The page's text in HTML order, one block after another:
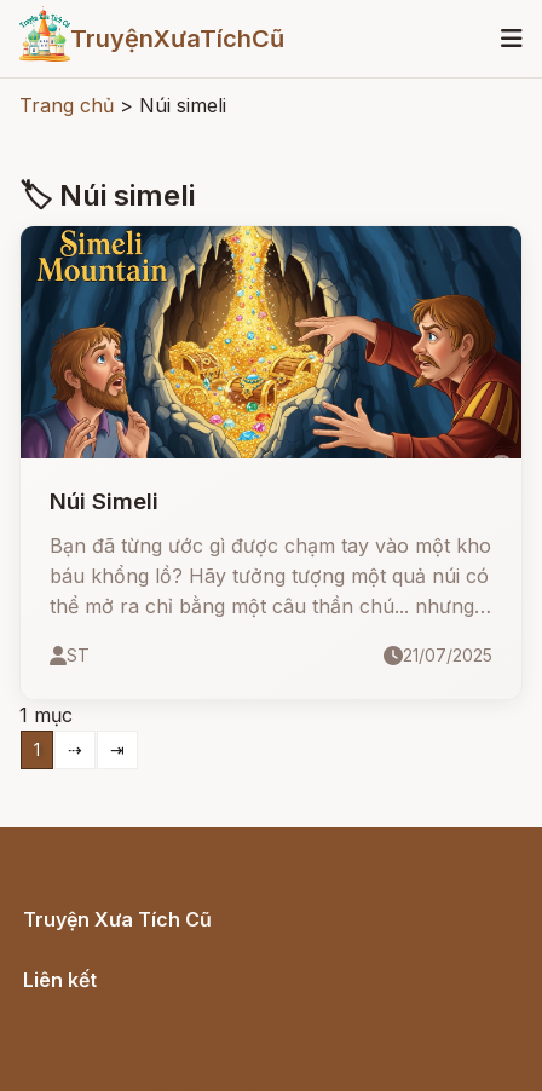
TruyệnXưaTíchCũ
Trang chủ > Núi simeli
🏷 Núi simeli
Núi Simeli
Bạn đã từng ước gì được chạm tay vào một kho
báu khổng lồ? Hãy tưởng tượng một quả núi có
thể mở ra chỉ bằng một câu thần chú... nhưng
ST 21/07/2025
1 mục
1 ⇢ ⇥
Truyện Xưa Tích Cũ
Liên kết